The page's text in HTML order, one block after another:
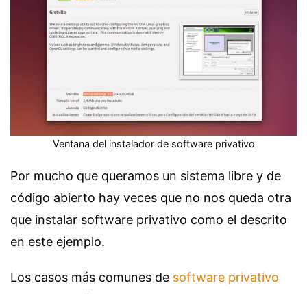
Ventana del instalador de software privativo
Por mucho que queramos un sistema libre y de
código abierto hay veces que no nos queda otra
que instalar software privativo como el descrito
en este ejemplo.
Los casos más comunes de software privativo